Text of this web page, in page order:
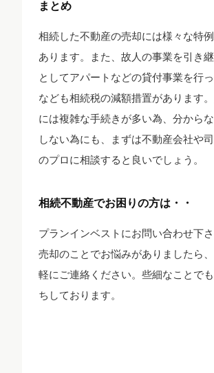
まとめ
相続した不動産の売却には様々な特
あります。また、故人の事業を引き
としてアパートなどの貸付事業を行
なども相続税の減額措置があります
には複雑な手続きが多い為、分から
しない為にも、まずは不動産会社や
のプロに相談すると良いでしょう。
相続不動産でお困りの方は・・
プランインベストにお問い合わせ下
売却のことでお悩みがありましたら
軽にご連絡ください。些細なことで
ちしております。